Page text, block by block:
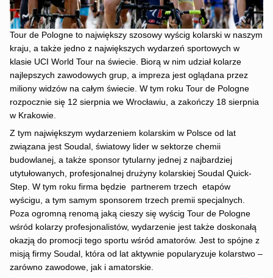
Tour de Pologne to największy szosowy wyścig kolarski w naszym
kraju, a także jedno z największych wydarzeń sportowych w
klasie UCI World Tour na świecie. Biorą w nim udział kolarze
najlepszych zawodowych grup, a impreza jest oglądana przez
miliony widzów na całym świecie. W tym roku Tour de Pologne
rozpocznie się 12 sierpnia we Wrocławiu, a zakończy 18 sierpnia
w Krakowie.
Z tym największym wydarzeniem kolarskim w Polsce od lat
związana jest Soudal, światowy lider w sektorze chemii
budowlanej, a także sponsor tytularny jednej z najbardziej
utytułowanych, profesjonalnej drużyny kolarskiej Soudal Quick-
Step. W tym roku firma będzie partnerem trzech etapów
wyścigu, a tym samym sponsorem trzech premii specjalnych.
Poza ogromną renomą jaką cieszy się wyścig Tour de Pologne
wśród kolarzy profesjonalistów, wydarzenie jest także doskonałą
okazją do promocji tego sportu wśród amatorów. Jest to spójne z
misją firmy Soudal, która od lat aktywnie popularyzuje kolarstwo –
zarówno zawodowe, jak i amatorskie.